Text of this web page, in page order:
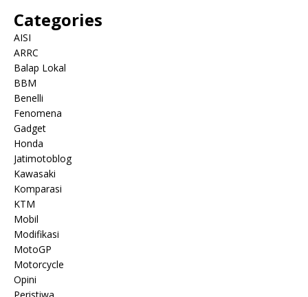
Categories
AISI
ARRC
Balap Lokal
BBM
Benelli
Fenomena
Gadget
Honda
Jatimotoblog
Kawasaki
Komparasi
KTM
Mobil
Modifikasi
MotoGP
Motorcycle
Opini
Peristiwa